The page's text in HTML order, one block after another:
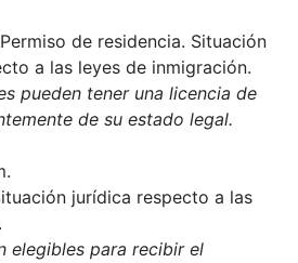
de residencia. Situación
a las leyes de inmigración.
pueden tener una licencia de
de su estado legal.
jurídica respecto a las
elegibles para recibir el